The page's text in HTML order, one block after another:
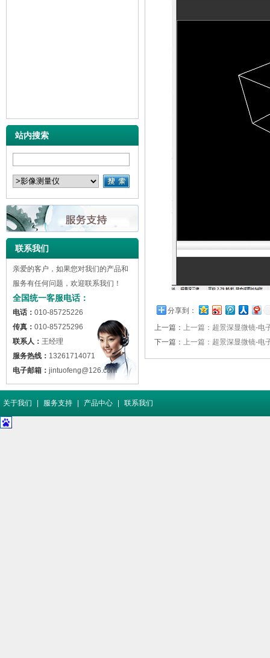
站内搜索
联系我们
亲爱的客户，如果您对我们的产品和
服务有任何问题，欢迎联系我们！
全国统一客服电话：
电话： 010-85725226
传真： 010-85725296
联系人： 王经理
服务热线： 13261714071
电子邮箱： jintuofeng@126.com
分享到：
上一篇： 上一篇：超景深显微镜-电
下一篇： 上一篇：超景深显微镜-电
关于我们 服务支持 产品中心 联系我们